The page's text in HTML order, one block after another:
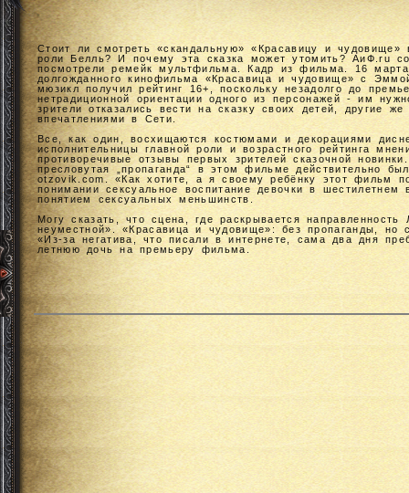
Стоит ли смотреть «скандальную» «Красавицу и
роли Белль? И почему эта сказка может утомить? АиФ.ru
посмотрели ремейк мультфильма. Кадр из фильма. 16 марта
долгожданного кинофильма «Красавица и чудовище» с
мюзикл получил рейтинг 16+, поскольку незадолго до
нетрадиционной ориентации одного из персонажей - им
зрители отказались вести на сказку своих детей, другие
впечатлениями в Сети.
Все, как один, восхищаются костюмами и декорациями
исполнительницы главной роли и возрастного рейтинга
противоречивые отзывы первых зрителей сказочной
пресловутая „пропаганда“ в этом фильме действительно
otzovik.com. «Как хотите, а я своему ребёнку этот фильм
понимании сексуальное воспитание девочки в
понятием сексуальных меньшинств.
Могу сказать, что сцена, где раскрывается
неуместной». «Красавица и чудовище»: без пропаганды,
«Из-за негатива, что писали в интернете, сама два дня
летнюю дочь на премьеру фильма.